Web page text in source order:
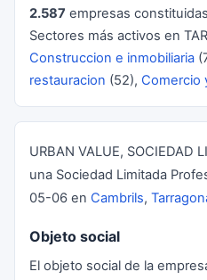
2.587 empresas
Sectores más activos en
Construccion e inmobiliaria
restauracion (52), Comercio
URBAN VALUE, SOCIEDAD
una Sociedad Limitada
05-06 en Cambrils,
Objeto social
El objeto social de la